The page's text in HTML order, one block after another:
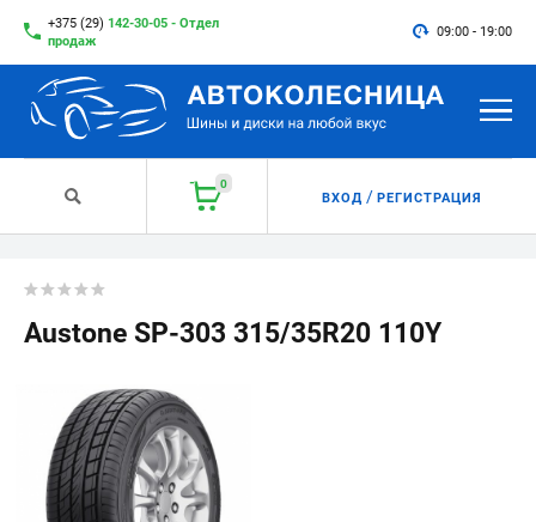
+375 (29) 142-30-05 - Отдел
продаж
09:00 - 19:00
0
ВХОД / РЕГИСТРАЦИЯ
Austone SP-303 315/35R20 110Y